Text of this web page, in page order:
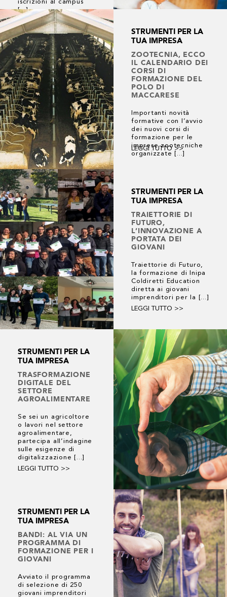
iscrizioni al campus
[...]
STRUMENTI PER LA
TUA IMPRESA
ZOOTECNIA, ECCO
IL CALENDARIO DEI
CORSI DI
FORMAZIONE DEL
POLO DI
MACCARESE
Importanti novità
formative con l’avvio
dei nuovi corsi di
formazione per le
imprese zootecniche
organizzate [...]
LEGGI TUTTO >>
STRUMENTI PER LA
TUA IMPRESA
TRAIETTORIE DI
FUTURO,
L’INNOVAZIONE A
PORTATA DEI
GIOVANI
Traiettorie di Futuro,
la formazione di Inipa
Coldiretti Education
diretta ai giovani
imprenditori per la [...]
LEGGI TUTTO >>
STRUMENTI PER LA
TUA IMPRESA
TRASFORMAZIONE
DIGITALE DEL
SETTORE
AGROALIMENTARE
Se sei un agricoltore
o lavori nel settore
agroalimentare,
partecipa all’indagine
sulle esigenze di
digitalizzazione [...]
LEGGI TUTTO >>
STRUMENTI PER LA
TUA IMPRESA
BANDI: AL VIA UN
PROGRAMMA DI
FORMAZIONE PER I
GIOVANI
Avviato il programma
di selezione di 250
giovani imprenditori